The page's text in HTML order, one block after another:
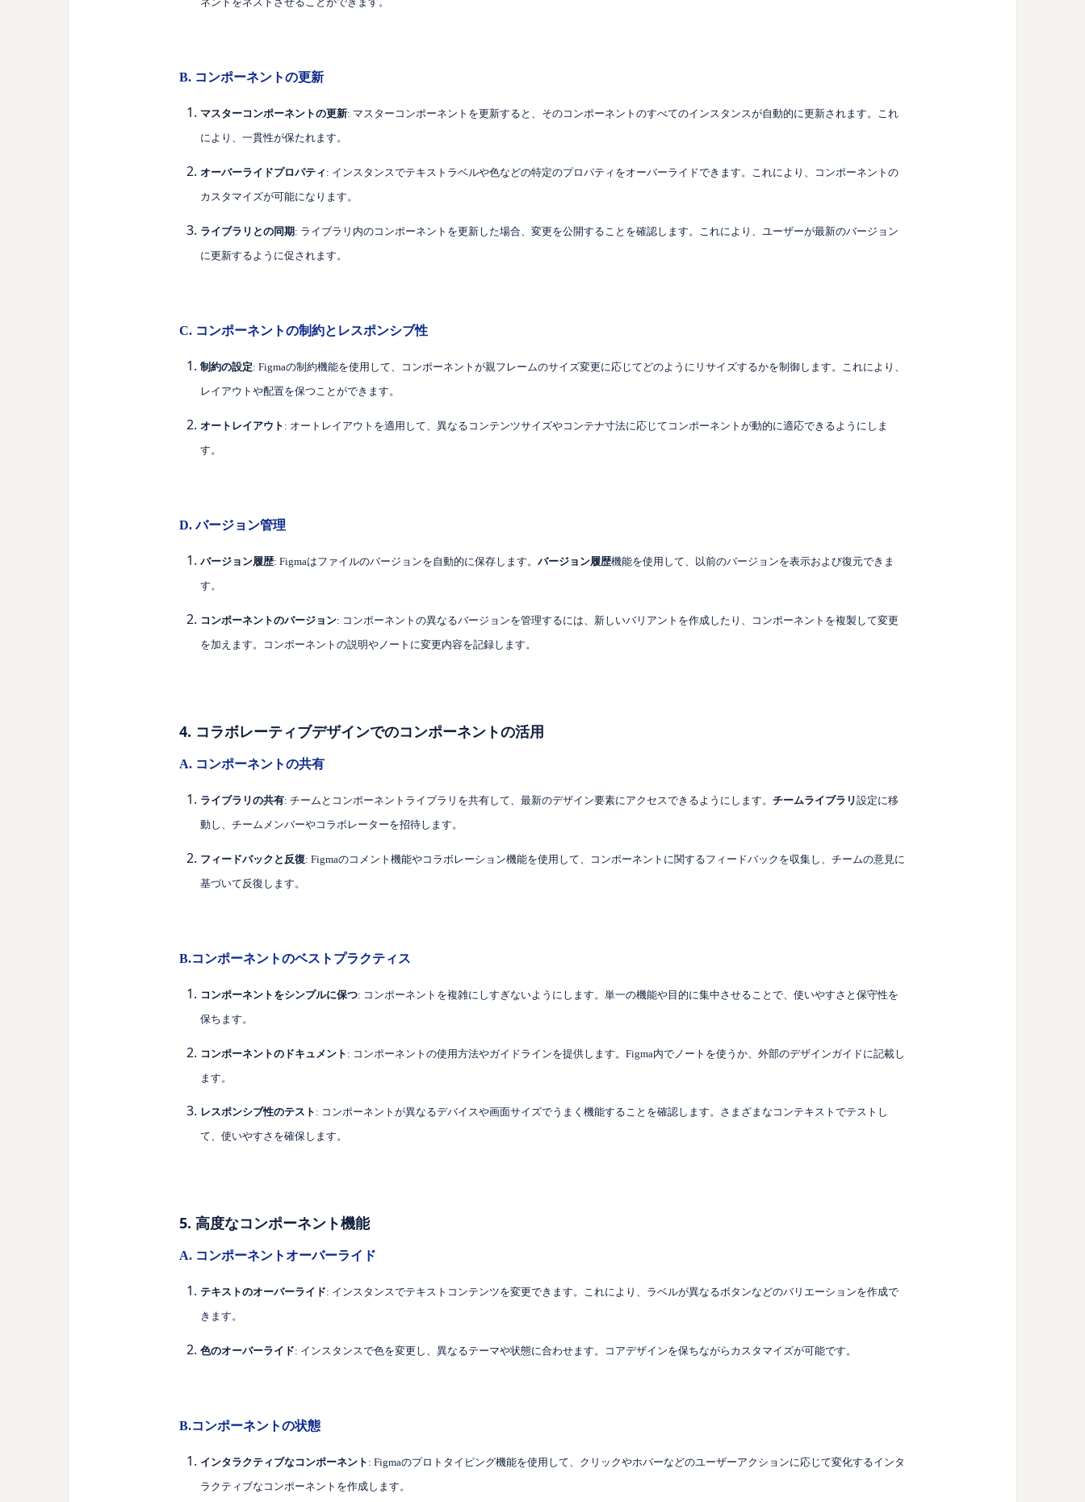
B. コンポーネントの更新
マスターコンポーネントの更新: マスターコンポーネントを更新すると、そのコンポーネントのすべてのインスタンスが自動的に更新されます。これ
により、一貫性が保たれます。
オーバーライドプロパティ : インスタンスでテキストラベルや色などの特定のプロパティをオーバーライドできます。これにより、コンポーネントの
カスタマイズが可能になります。
ライブラリとの同期: ライブラリ内のコンポーネントを更新した場合、変更を公開することを確認します。これにより、ユーザーが最新のバージョン
に更新するように促されます。
C. コンポーネントの制約とレスポンシブ性
制約の設定: Figmaの制約機能を使用して、コンポーネントが親フレームのサイズ変更に応じてどのようにリサイズするかを制御します。これにより、
レイアウトや配置を保つことができます。
オートレイアウト : オートレイアウトを適用して、異なるコンテンツサイズやコンテナ寸法に応じてコンポーネントが動的に適応できるようにしま
す。
D. バージョン管理
バージョン履歴: Figmaはファイルのバージョンを自動的に保存します。 バージョン履歴機能を使用して、以前のバージョンを表示および復元できま
す。
コンポーネントのバージョン: コンポーネントの異なるバージョンを管理するには、新しいバリアントを作成したり、コンポーネントを複製して変更
を加えます。コンポーネントの説明やノートに変更内容を記録します。
4. コラボレーティブデザインでのコンポーネントの活用
A. コンポーネントの共有
ライブラリの共有: チームとコンポーネントライブラリを共有して、最新のデザイン要素にアクセスできるようにします。 チームライブラリ設定に移
動し、チームメンバーやコラボレーターを招待します。
フィードバックと反復: Figmaのコメント機能やコラボレーション機能を使用して、コンポーネントに関するフィードバックを収集し、チームの意見に
基づいて反復します。
B.コンポーネントのベストプラクティス
コンポーネントをシンプルに保つ: コンポーネントを複雑にしすぎないようにします。単一の機能や目的に集中させることで、使いやすさと保守性を
保ちます。
コンポーネントのドキュメント : コンポーネントの使用方法やガイドラインを提供します。Figma内でノートを使うか、外部のデザインガイドに記載し
ます。
レスポンシブ性のテスト : コンポーネントが異なるデバイスや画面サイズでうまく機能することを確認します。さまざまなコンテキストでテストし
て、使いやすさを確保します。
5. 高度なコンポーネント機能
A. コンポーネントオーバーライド
テキストのオーバーライド: インスタンスでテキストコンテンツを変更できます。これにより、ラベルが異なるボタンなどのバリエーションを作成で
きます。
色のオーバーライド: インスタンスで色を変更し、異なるテーマや状態に合わせます。コアデザインを保ちながらカスタマイズが可能です。
B.コンポーネントの状態
インタラクティブなコンポーネント : Figmaのプロトタイピング機能を使用して、クリックやホバーなどのユーザーアクションに応じて変化するインタ
ラクティブなコンポーネントを作成します。